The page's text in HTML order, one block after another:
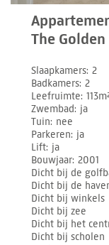
The
Slaapkamers 2
Badkamers 2
Leefruimte
Zwembad ja
Tuin nee
Parkeren ja
Lift ja
Bouwjaar 2001
Dicht bij de
Dicht bij de
Dicht bij winkels
Dicht bij zee
Dicht bij het
Dicht bij scholen